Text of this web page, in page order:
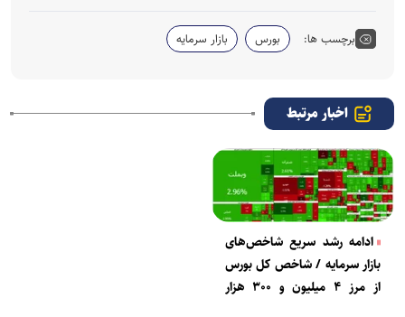
برچسب ها: بورس بازار سرمایه
اخبار مرتبط
ادامه رشد سریع شاخص‌های
بازار سرمایه / شاخص کل بورس
از مرز ۴ میلیون و ۳۰۰ هزار